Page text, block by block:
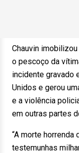
Chauvin
o pescoço da
incidente gravado
Unidos e gerou
e a violência
em outras partes
“A morte horrenda
testemunhas